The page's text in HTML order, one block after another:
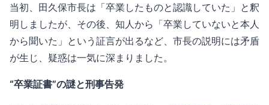
当初、田久保市長は「卒業したものと認識していた」と釈
明しましたが、その後、知人から「卒業していないと本人
から聞いた」という証言が出るなど、市長の説明には矛盾
が生じ、疑惑は一気に深まりました。
“卒業証書”の謎と刑事告発